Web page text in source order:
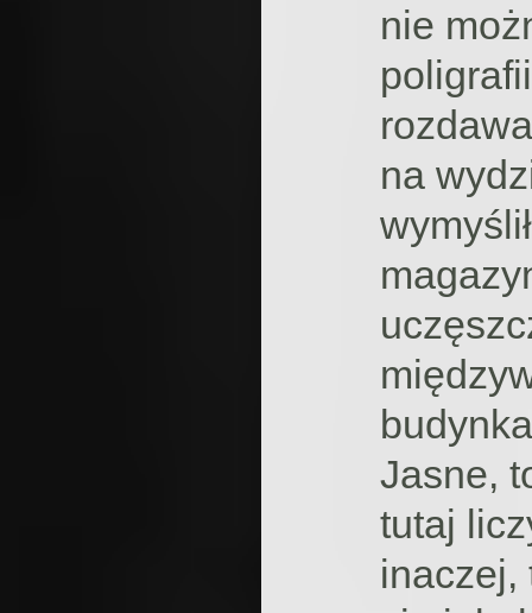
nie
na
Jasne,
tutaj
inaczej,